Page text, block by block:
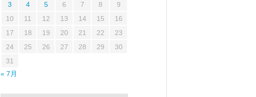
3
4 5 6 7 8
9
10
11 12 13 14 15
16
17
18 19 20 21 22
23
24
25 26 27 28 29
30
31
« 7月